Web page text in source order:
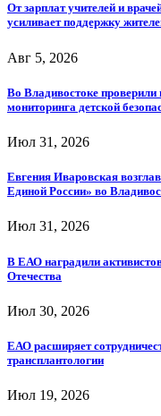
От зарплат учителей и
усиливает поддержку
Авг 5, 2026
Во Владивостоке
мониторинга детской
Июл 31, 2026
Евгения Иваровская
Единой России» во
Июл 31, 2026
В ЕАО наградили
Отечества
Июл 30, 2026
ЕАО расширяет
трансплантологии
Июл 19, 2026